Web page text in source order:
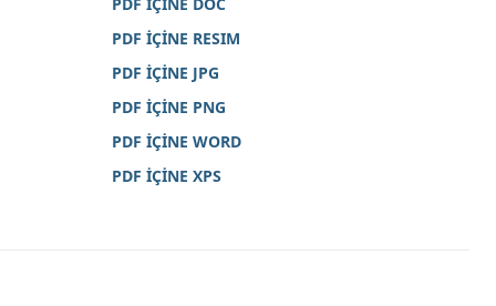
PDF İÇİNE RESIM
PDF İÇİNE JPG
PDF İÇİNE PNG
PDF İÇİNE WORD
PDF İÇİNE XPS